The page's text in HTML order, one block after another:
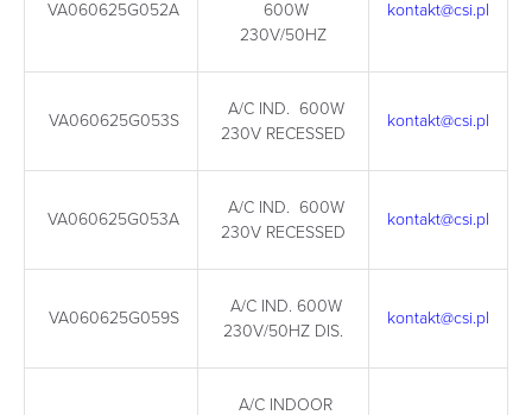
VA060625G052A
600W
230V/50HZ
kontakt@csi.pl
VA060625G053S
A/C IND. 600W
230V RECESSED
kontakt@csi.pl
VA060625G053A
A/C IND. 600W
230V RECESSED
kontakt@csi.pl
VA060625G059S
A/C IND. 600W
230V/50HZ DIS.
kontakt@csi.pl
A/C INDOOR